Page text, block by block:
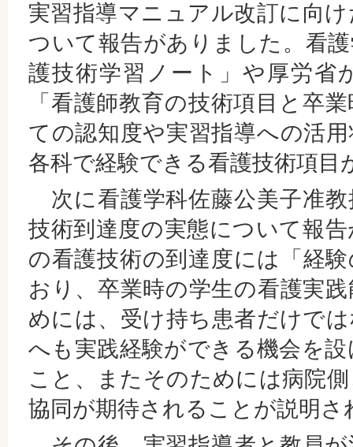
実習指導マニュアル改訂に向
ついて報告がありました。看
護技術学習ノート」や厚労省
「看護師教育の技術項目と卒
ての認知度や実習指導への活
各科で経験できる看護技術項目
次に看護学科佐藤公美子准
技術到達度の実態について報
の看護技術の到達度には「経
おり、卒業時の学生の看護実
めには、受け持ち患者だけで
へも実践経験ができる機会を
こと、またそのためには病院
協同が期待されることが説明さ